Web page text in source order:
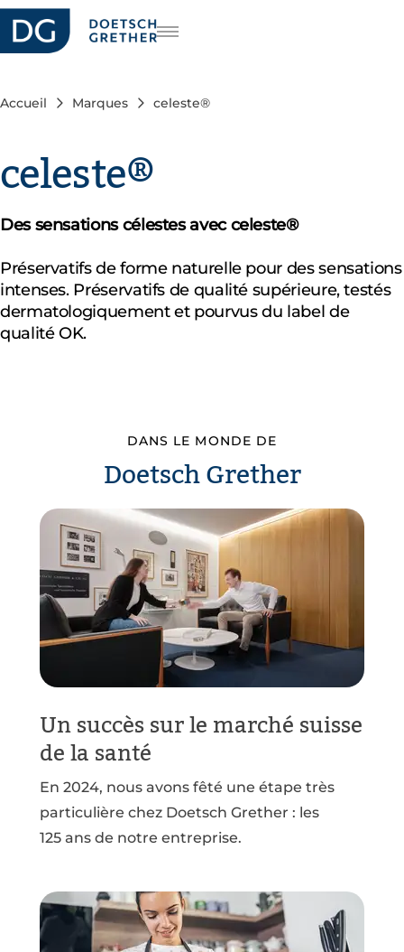
IT
Accueil Marques celeste®
celeste®
Des sensations célestes avec celeste®
Préservatifs de forme naturelle pour des sensations
intenses. Préservatifs de qualité supérieure, testés
dermatologiquement et pourvus du label de
qualité OK.
DANS LE MONDE DE
Doetsch Grether
Un succès sur le marché suisse
de la santé
En 2024, nous avons fêté une étape très
particulière chez Doetsch Grether : les
125 ans de notre entreprise.